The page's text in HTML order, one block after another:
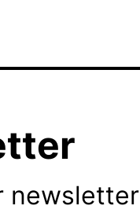
newsletter